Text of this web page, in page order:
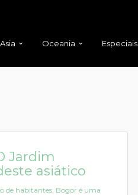
Asia Oceania Especiais
Jardim
asiático
de habitantes, Bogor é uma